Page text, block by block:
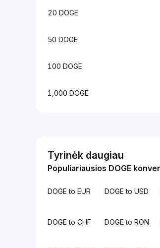
20 DOGE
50 DOGE
100 DOGE
1,000 DOGE
Tyrinėk daugiau
Populiariausios DOGE
DOGE to EUR DOGE to USD
DOGE to CHF DOGE to RON